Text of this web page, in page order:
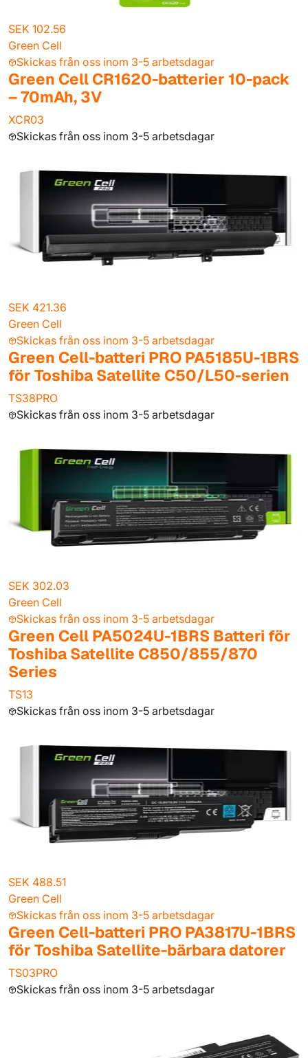
SEK 102.56
Green Cell
Skickas från oss inom 3-5 arbetsdagar
Green Cell CR1620-batterier 10-pack
– 70mAh, 3V
XCR03
Skickas från oss inom 3-5 arbetsdagar
SEK 421.36
Green Cell
Skickas från oss inom 3-5 arbetsdagar
Green Cell-batteri PRO PA5185U-1BRS
för Toshiba Satellite C50/L50-serien
TS38PRO
Skickas från oss inom 3-5 arbetsdagar
SEK 302.03
Green Cell
Skickas från oss inom 3-5 arbetsdagar
Green Cell PA5024U-1BRS Batteri för
Toshiba Satellite C850/855/870
Series
TS13
Skickas från oss inom 3-5 arbetsdagar
SEK 488.51
Green Cell
Skickas från oss inom 3-5 arbetsdagar
Green Cell-batteri PRO PA3817U-1BRS
för Toshiba Satellite-bärbara datorer
TS03PRO
Skickas från oss inom 3-5 arbetsdagar